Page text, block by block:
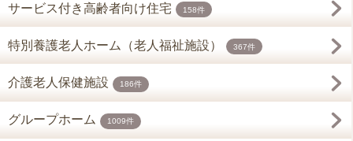
サービス付き高齢者向け住宅 158件
特別養護老人ホーム（老人福祉施設） 367件
介護老人保健施設 186件
グループホーム 1009件